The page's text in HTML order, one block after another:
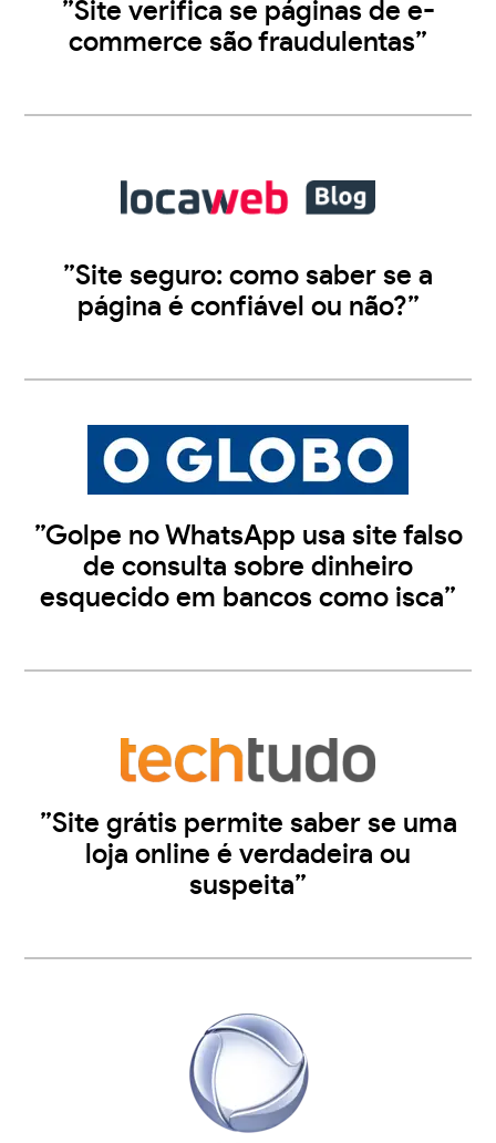
”Site verifica se páginas de e-
commerce são fraudulentas”
”Site seguro: como saber se a
página é confiável ou não?”
”Golpe no WhatsApp usa site falso
de consulta sobre dinheiro
esquecido em bancos como isca”
”Site grátis permite saber se uma
loja online é verdadeira ou
suspeita”